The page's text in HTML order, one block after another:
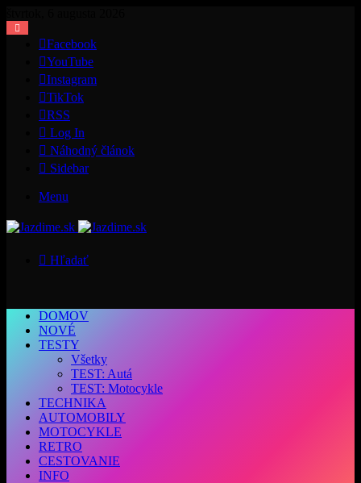
Facebook
YouTube
Instagram
TikTok
RSS
Log In
Náhodný článok
Sidebar
Menu
Hľadať
DOMOV
NOVÉ
TESTY
Všetky
TEST: Autá
TEST: Motocykle
TECHNIKA
AUTOMOBILY
MOTOCYKLE
RETRO
CESTOVANIE
INFO